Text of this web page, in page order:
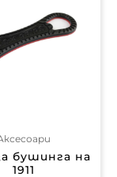
бушинга на
1911